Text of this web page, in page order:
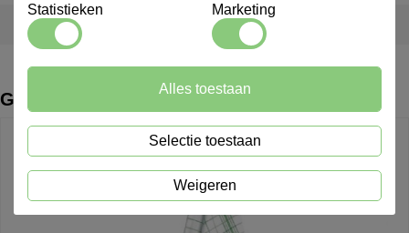
Kan ik artikelen nabestellen na verloop van tijd?
Gerelateerde producten
Statistieken Marketing
Weigeren
Selectie toestaan
Alles toestaan